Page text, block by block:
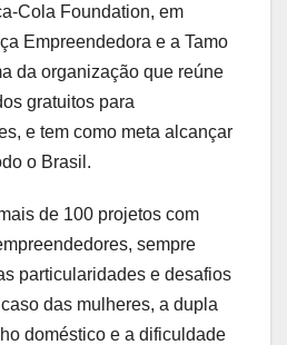
Cola Foundation, em
Empreendedora e a Tamo
da organização que reúne
gratuitos para
e tem como meta alcançar
o Brasil.
de 100 projetos com
sempre
particularidades e desafios
das mulheres, a dupla
doméstico e a dificuldade